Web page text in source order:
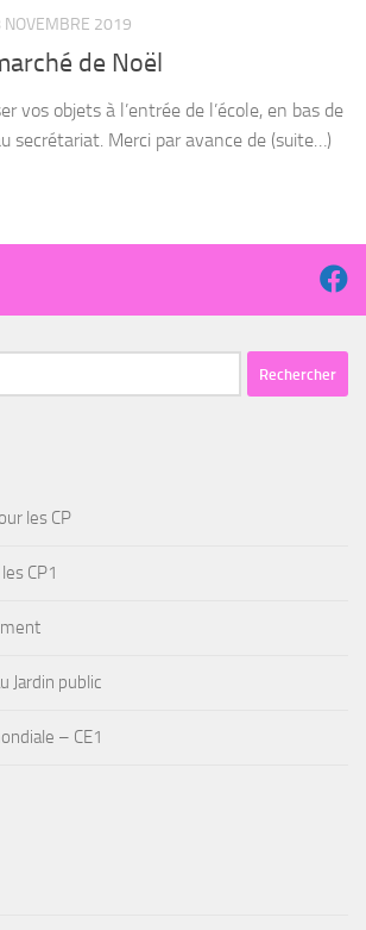
NOVEMBRE 2019
de Noël
vos objets à l’entrée de l’école, en bas de
secrétariat. Merci par avance de (suite…)
les CP
CP1
Jardin public
– CE1